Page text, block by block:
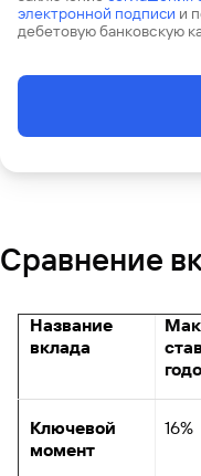
электронной подписи и
дебетовую банковскую
Сравнение
Название
вклада
Ключевой
момент
16%